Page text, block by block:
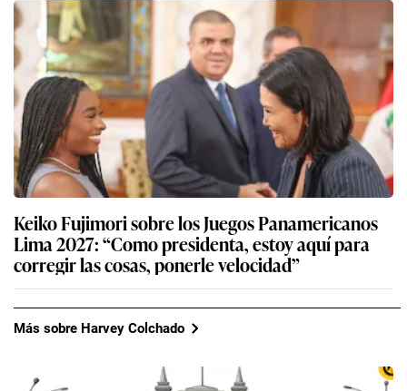
Keiko Fujimori sobre los Juegos Panamericanos
Lima 2027: “Como presidenta, estoy aquí para
corregir las cosas, ponerle velocidad”
Más sobre Harvey Colchado